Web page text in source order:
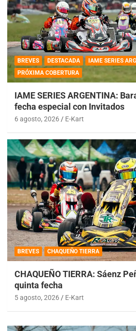
BREVES DESTACADA
IAME SERIES
PRÓXIMA COBERTURA
IAME SERIES ARGENTINA:
fecha especial con Invitados
6 agosto, 2026 E-Kart
BREVES CHAQUEÑO TIERRA
CHAQUEÑO TIERRA: Sáenz
quinta fecha
5 agosto, 2026 E-Kart